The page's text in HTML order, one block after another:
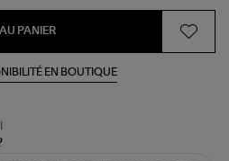
PANIER
EN BOUTIQUE